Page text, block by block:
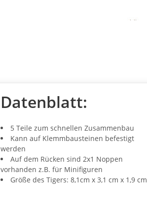
Datenblatt:
5 Teile zum schnellen Zusammenbau
Kann auf Klemmbausteinen befestigt
werden
Auf dem Rücken sind 2x1 Noppen
vorhanden z.B. für Minifiguren
Größe des Tigers: 8,1cm x 3,1 cm x 1,9 cm